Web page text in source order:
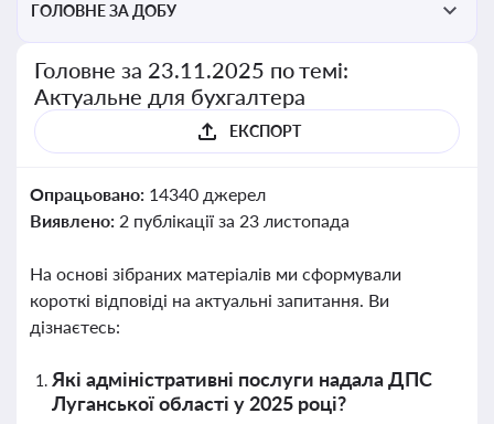
ГОЛОВНЕ ЗА ДОБУ
Головне за 23.11.2025 по темі:
Актуальне для бухгалтера
ЕКСПОРТ
Опрацьовано: 14340 джерел
Виявлено: 2 публікації за 23 листопада
На основі зібраних матеріалів ми сформували
короткі відповіді на актуальні запитання. Ви
дізнаєтесь:
Які адміністративні послуги надала ДПС
Луганської області у 2025 році?